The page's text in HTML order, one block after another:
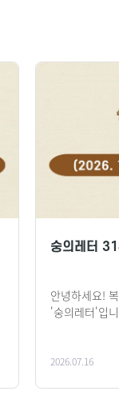
숭의레터
안녕하세요!
'숭의레터'입
2026.07.16